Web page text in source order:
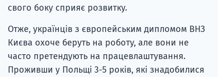
свого боку сприяє розвитку.
Отже, українців з європейським дипломом ВНЗ
Києва охоче беруть на роботу, але вони не
часто претендують на працевлаштування.
Проживши у Польщі 3-5 років, які знадобилися